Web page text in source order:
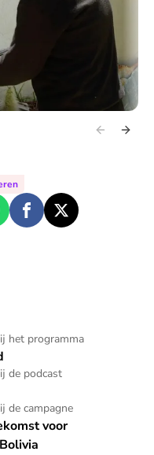
het programma
de podcast
de campagne
voor
in Bolivia